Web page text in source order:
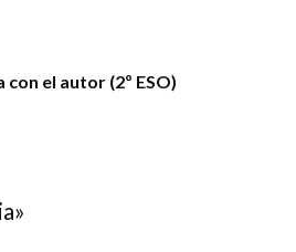
con el autor (2º ESO)